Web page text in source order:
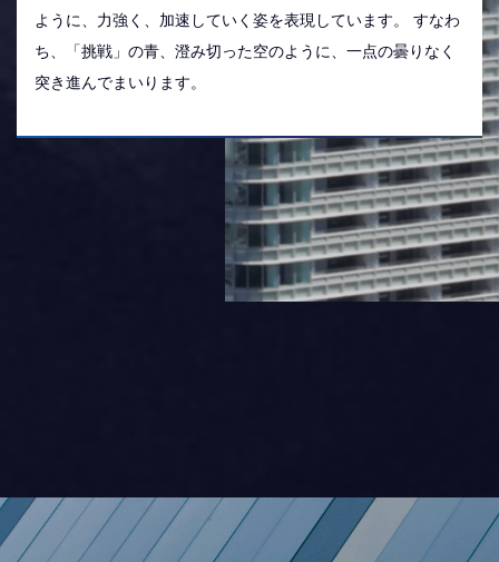
ように、力強く、加速していく姿を表現しています。 すなわ
ち、「挑戦」の青、澄み切った空のように、一点の曇りなく
突き進んでまいります。